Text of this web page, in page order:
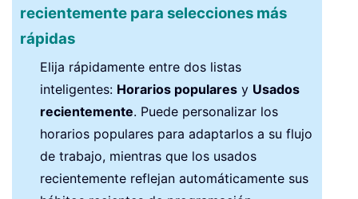
recientemente para selecciones más
rápidas
Elija rápidamente entre dos listas
inteligentes: Horarios populares y Usados
recientemente. Puede personalizar los
horarios populares para adaptarlos a su flujo
de trabajo, mientras que los usados
recientemente reflejan automáticamente sus